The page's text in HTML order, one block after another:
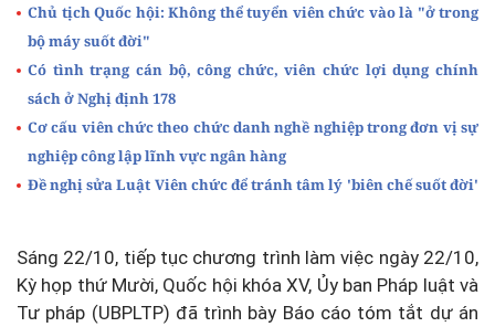
Chủ tịch Quốc hội: Không thể tuyển viên chức vào là "ở trong
bộ máy suốt đời"
Có tình trạng cán bộ, công chức, viên chức lợi dụng chính
sách ở Nghị định 178
Cơ cấu viên chức theo chức danh nghề nghiệp trong đơn vị sự
nghiệp công lập lĩnh vực ngân hàng
Đề nghị sửa Luật Viên chức để tránh tâm lý 'biên chế suốt đời'
Sáng 22/10, tiếp tục chương trình làm việc ngày 22/10,
Kỳ họp thứ Mười, Quốc hội khóa XV, Ủy ban Pháp luật và
Tư pháp (UBPLTP) đã trình bày Báo cáo tóm tắt dự án